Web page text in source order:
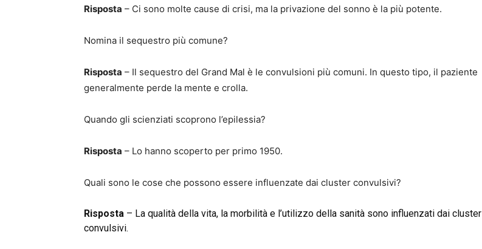
Risposta – Ci sono molte cause di crisi, ma la privazione del sonno è la più potente.
Nomina il sequestro più comune?
Risposta – Il sequestro del Grand Mal è le convulsioni più comuni. In questo tipo, il paziente
generalmente perde la mente e crolla.
Quando gli scienziati scoprono l’epilessia?
Risposta – Lo hanno scoperto per primo 1950.
Quali sono le cose che possono essere influenzate dai cluster convulsivi?
Risposta – La qualità della vita, la morbilità e l’utilizzo della sanità sono influenzati dai cluster
convulsivi.